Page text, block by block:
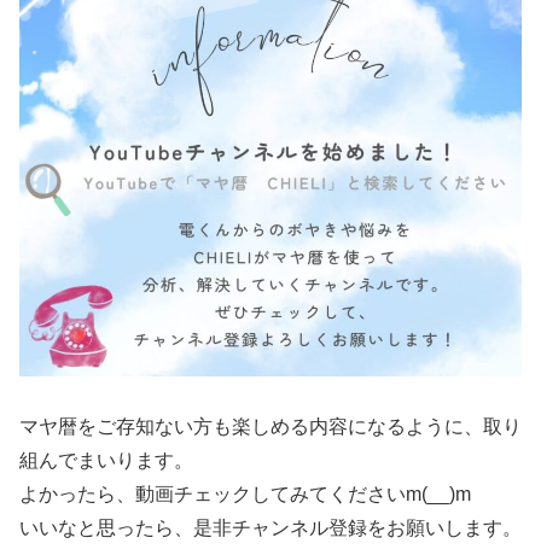
マヤ暦をご存知ない方も楽しめる内容になるように、取り
組んでまいります。
よかったら、動画チェックしてみてくださいm(__)m
いいなと思ったら、是非チャンネル登録をお願いします。